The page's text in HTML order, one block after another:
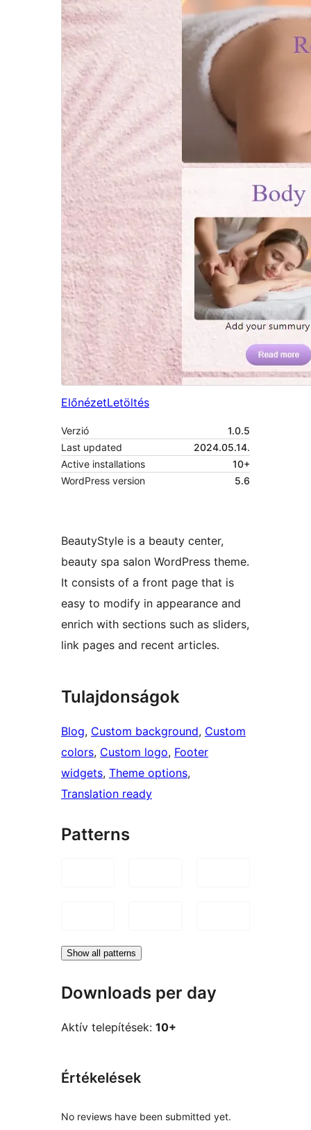
ElőnézetLetöltés
Verzió
1.0.5
Last updated
2024.05.14.
Active installations
10+
WordPress version
5.6
BeautyStyle is a beauty center,
beauty spa salon WordPress theme.
It consists of a front page that is
easy to modify in appearance and
enrich with sections such as sliders,
link pages and recent articles.
Tulajdonságok
Blog, Custom background, Custom
colors, Custom logo, Footer
widgets, Theme options
Translation ready
Patterns
Show all patterns
Downloads per day
Aktív telepítések: 10+
Értékelések
No reviews have been submitted yet.